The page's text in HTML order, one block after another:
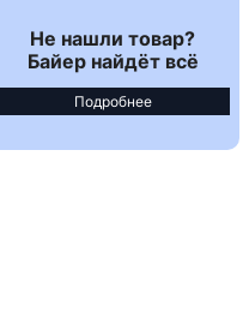
Не нашли товар?
Байер найдёт всё
Подробнее